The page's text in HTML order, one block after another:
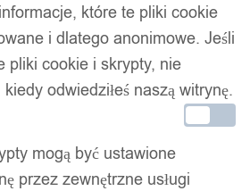
które te pliki cookie
i dlatego anonimowe. Jeśli
pliki cookie i skrypty, nie
odwiedziłeś naszą witrynę.
mogą być ustawione
przez zewnętrzne usługi